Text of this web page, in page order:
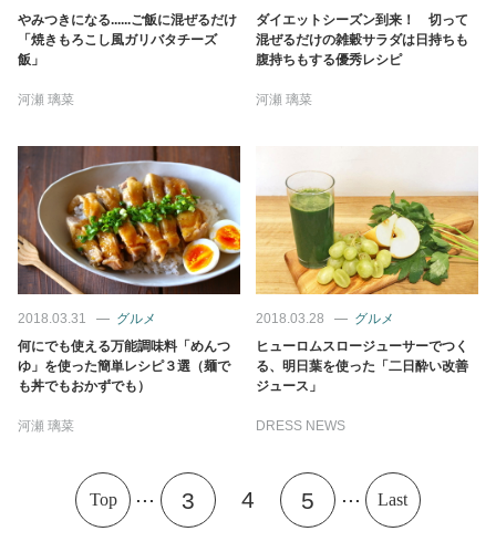
やみつきになる......ご飯に混ぜるだけ
「焼きもろこし風ガリバタチーズ
飯」
河瀬 璃菜
ダイエットシーズン到来！ 切って
混ぜるだけの雑穀サラダは日持ちも
腹持ちもする優秀レシピ
河瀬 璃菜
2018.03.31
グルメ
何にでも使える万能調味料「めんつ
ゆ」を使った簡単レシピ３選（麺で
も丼でもおかずでも）
河瀬 璃菜
2018.03.28
グルメ
ヒューロムスロージューサーでつく
る、明日葉を使った「二日酔い改善
ジュース」
DRESS NEWS
Top ... 3 4 5 ... Last